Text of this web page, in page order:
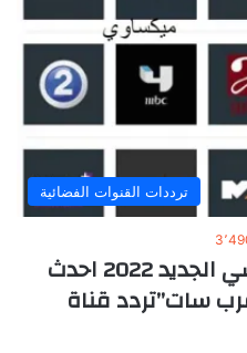
ترددات القنوات الفضائية
تردد قنوات Mbc ام بي سي الجديد 2022 احدث
سات”تردد قناة